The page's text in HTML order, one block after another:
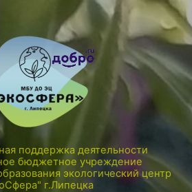
поддержка деятельности
бюджетное учреждение
экологический центр
г.Липецка